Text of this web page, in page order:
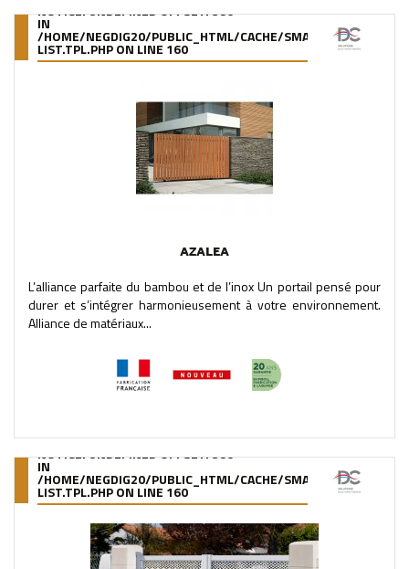
NOTICE: UNDEFINED OFFSET: 380
IN
/HOME/NEGDIG20/PUBLIC_HTML/CACHE/SMARTY/
LIST.TPL.PHPON LINE 160
AZALEA
L’alliance parfaite du bambou et de l’inox Un portail pensé pour
durer et s’intégrer harmonieusement à votre environnement.
Alliance de matériaux...
NOTICE: UNDEFINED OFFSET: 380
IN
/HOME/NEGDIG20/PUBLIC_HTML/CACHE/SMARTY/
LIST.TPL.PHPON LINE 160